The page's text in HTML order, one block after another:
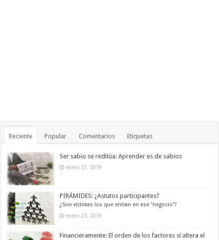
Reciente Popular Comentarios Etiquetas
Ser sabio se reditúa: Aprender es de sabios
enero 27, 2019
PIRÁMIDES: ¿Astutos participantes?
¿Son víctimas los que entran en ese "negocio"?
enero 23, 2019
Financieramente: El orden de los factores sí altera el